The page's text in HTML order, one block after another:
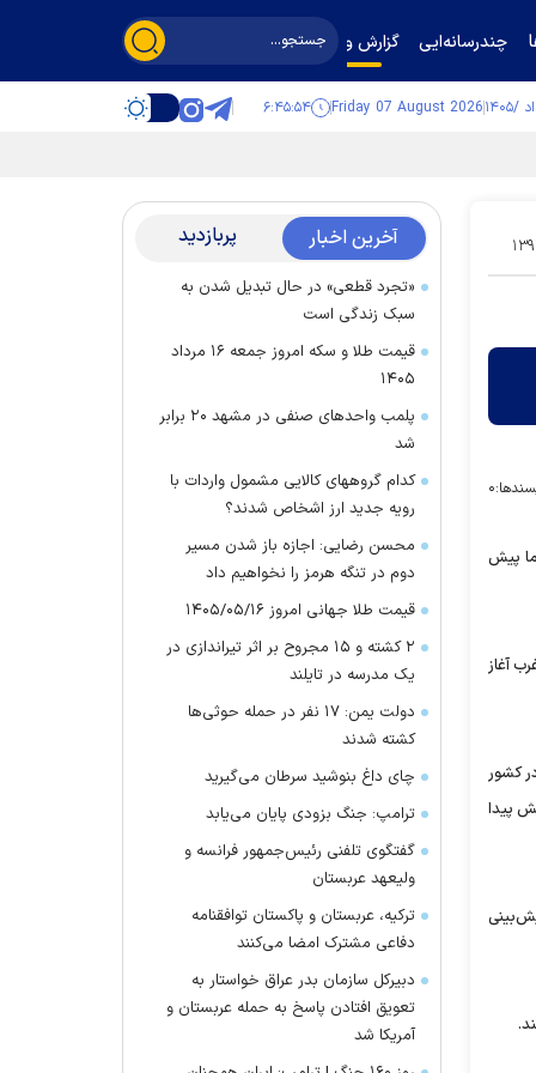
چندرسانه‌ایی گزارش و گفت‌وگو
Friday 07 August 2026 ۶:۴۵:۵۵
۱۶
۰
پیش
آغاز
کشور
پیدا
آخرین اخبار پربازدید
«تجرد قطعی» در حال تبدیل شدن به
سبک زندگی است
قیمت طلا و سکه امروز جمعه ۱۶ مرداد
۱۴۰۵
پلمب واحدهای صنفی در مشهد ۲۰ برابر
شد
کدام گروههای کالایی مشمول واردات با
رویه جدید ارز اشخاص شدند؟
محسن رضایی: اجازه باز شدن مسیر
دوم در تنگه هرمز را نخواهیم داد
قیمت طلا جهانی امروز ۱۴۰۵/۰۵/۱۶
۲ کشته و ۱۵ مجروح بر اثر تیراندازی در
یک مدرسه در تایلند
دولت یمن: ۱۷ نفر در حمله حوثی‌ها
کشته شدند
چای داغ بنوشید سرطان می‌گیرید
ترامپ: جنگ بزودی پایان می‌یابد
گفتگوی تلفنی رئیس‌جمهور فرانسه و
ولیعهد عربستان
ترکیه، عربستان و پاکستان توافقنامه
دفاعی مشترک امضا می‌کنند
دبیرکل سازمان بدر عراق خواستار به
تعویق افتادن پاسخ به حمله عربستان و
آمریکا شد